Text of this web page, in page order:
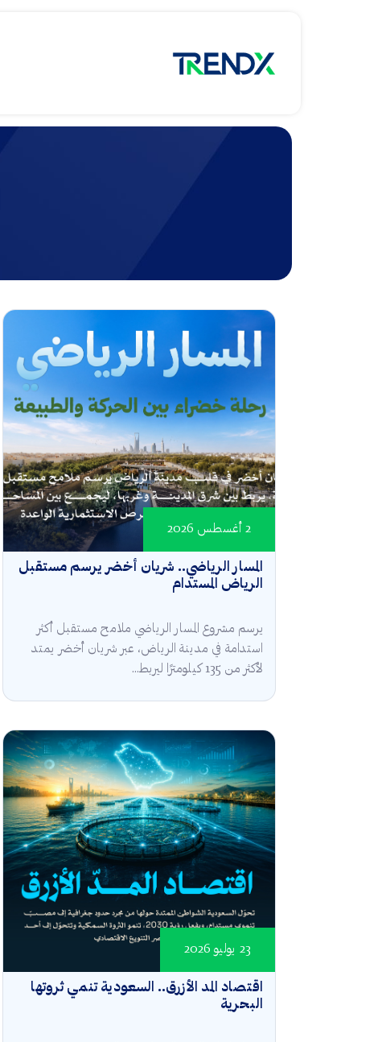
المسار الرياضي.. شريان أخضر يرسم مستقبل
الرياض المستدام
2 أغسطس 2026
يرسم مشروع المسار الرياضي ملامح مستقبل أكثر
استدامة في مدينة الرياض، عبر شريان أخضر يمتد
لأكثر من 135 كيلومترًا ليربط...
اقتصاد المد الأزرق.. السعودية تنمي ثروتها
البحرية
23 يوليو 2026